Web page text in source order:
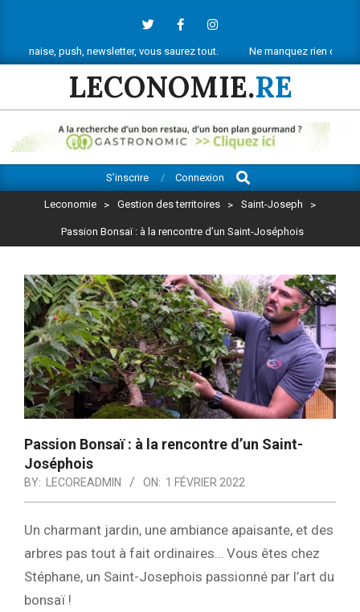
content
push, newsletter, vous saurez tout. Ne manquez rien de l’actu
LECONOMIE.RE
Navigation
S’inscrire Connexion
Search
Leconomie > Gestion des territoires > Saint-Joseph >
Passion Bonsaï : à la rencontre d’un Saint-Joséphois
Passion Bonsaï : à la rencontre d’un Saint-
Joséphois
BY: LECOREADMIN ON: 1 FÉVRIER 2022
Un charmant jardin, une ambiance apaisante, et des
arbres pas tout à fait ordinaires… Vous êtes chez
Stéphane, un Saint-Josephois passionné par l’art du
bonsaï !